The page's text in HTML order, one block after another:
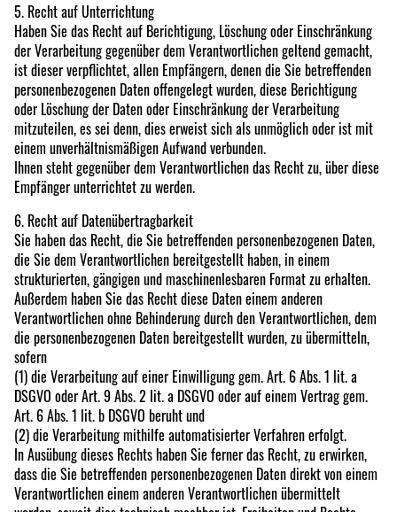
5. Recht auf Unterrichtung
Haben Sie das Recht auf Berichtigung, Löschung oder Einschränkung
der Verarbeitung gegenüber dem Verantwortlichen geltend gemacht,
ist dieser verpflichtet, allen Empfängern, denen die Sie betreffenden
personenbezogenen Daten offengelegt wurden, diese Berichtigung
oder Löschung der Daten oder Einschränkung der Verarbeitung
mitzuteilen, es sei denn, dies erweist sich als unmöglich oder ist mit
einem unverhältnismäßigen Aufwand verbunden.
Ihnen steht gegenüber dem Verantwortlichen das Recht zu, über diese
Empfänger unterrichtet zu werden.
6. Recht auf Datenübertragbarkeit
Sie haben das Recht, die Sie betreffenden personenbezogenen Daten,
die Sie dem Verantwortlichen bereitgestellt haben, in einem
strukturierten, gängigen und maschinenlesbaren Format zu erhalten.
Außerdem haben Sie das Recht diese Daten einem anderen
Verantwortlichen ohne Behinderung durch den Verantwortlichen, dem
die personenbezogenen Daten bereitgestellt wurden, zu übermitteln,
sofern
(1) die Verarbeitung auf einer Einwilligung gem. Art. 6 Abs. 1 lit. a
DSGVO oder Art. 9 Abs. 2 lit. a DSGVO oder auf einem Vertrag gem.
Art. 6 Abs. 1 lit. b DSGVO beruht und
(2) die Verarbeitung mithilfe automatisierter Verfahren erfolgt.
In Ausübung dieses Rechts haben Sie ferner das Recht, zu erwirken,
dass die Sie betreffenden personenbezogenen Daten direkt von einem
Verantwortlichen einem anderen Verantwortlichen übermittelt